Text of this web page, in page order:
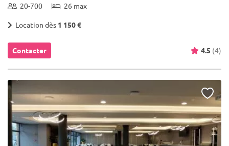
20-700 26 max
Location dès 1 150 €
Contacter 4.5 (4)